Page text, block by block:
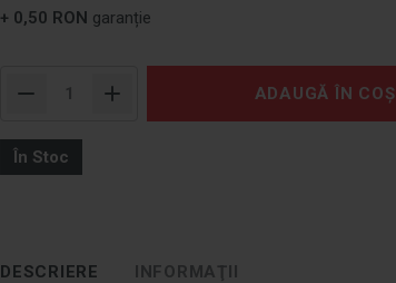
+ 0,50 RON garanție
ADAUGĂ ÎN COȘ
În Stoc
DESCRIERE INFORMAŢII